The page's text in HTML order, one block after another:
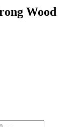
Wood